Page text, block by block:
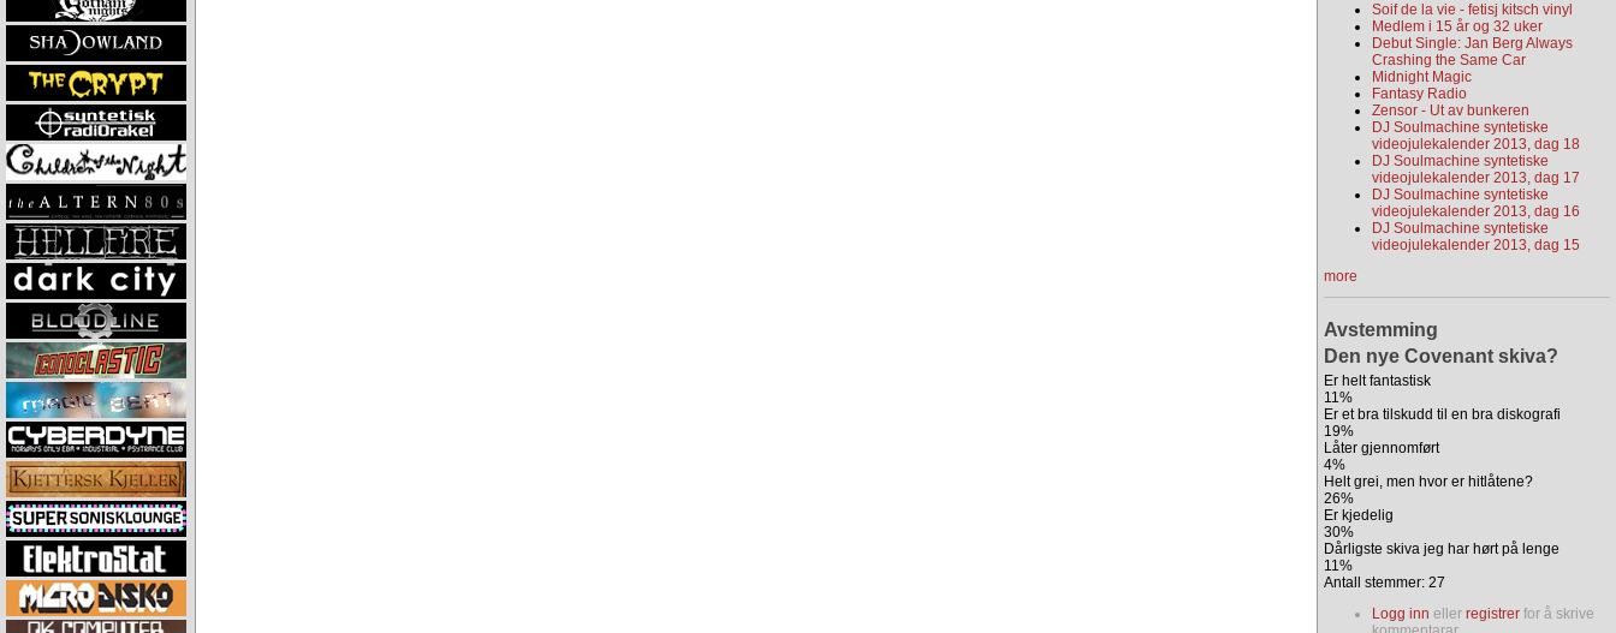
Soif de la vie - fetisj kitsch vinyl
Medlem i 15 år og 32 uker
Debut Single: Jan Berg Always
Crashing the Same Car
Midnight Magic
Fantasy Radio
Zensor - Ut av bunkeren
DJ Soulmachine syntetiske
videojulekalender 2013, dag 18
DJ Soulmachine syntetiske
videojulekalender 2013, dag 17
DJ Soulmachine syntetiske
videojulekalender 2013, dag 16
DJ Soulmachine syntetiske
videojulekalender 2013, dag 15
more
Avstemming
Den nye Covenant skiva?
Er helt fantastisk
11%
Er et bra tilskudd til en bra diskografi
19%
Låter gjennomført
4%
Helt grei, men hvor er hitlåtene?
26%
Er kjedelig
30%
Dårligste skiva jeg har hørt på lenge
11%
Antall stemmer: 27
Logg inn eller registrer for å skrive